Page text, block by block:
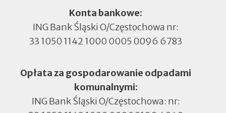
Konta bankowe:
ING Bank Śląski O/Częstochowa nr:
33 1050 1142 1000 0005 0096 6783
Opłata za gospodarowanie odpadami
komunalnymi:
ING Bank Śląski O/Częstochowa: nr: